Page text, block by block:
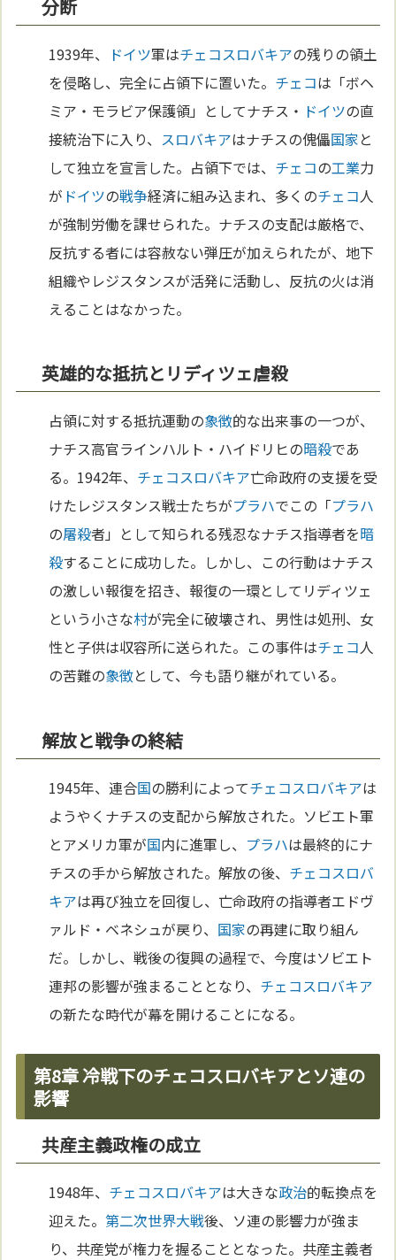
分断
1939年、 ドイツ軍はチェコスロバキアの残りの領土
を侵略し、完全に占領下に置いた。 チェコは「ボヘ
ミア・モラビア保護領」としてナチス・ ドイツの直
接統治下に入り、 スロバキアはナチスの傀儡国家と
して独立を宣言した。占領下では、 チェコの工業力
が ドイツの戦争経済に組み込まれ、多くのチェコ人
が強制労働を課せられた。ナチスの支配は厳格で、
反抗する者には容赦ない弾圧が加えられたが、地下
組織やレジスタンスが活発に活動し、反抗の火は消
えることはなかった。
英雄的な抵抗とリディツェ虐殺
占領に対する抵抗運動の象徴的な出来事の一つが、
ナチス高官ラインハルト・ハイドリヒの暗殺であ
る。1942年、 チェコスロバキア亡命政府の支援を受
けたレジスタンス戦士たちがプラハでこの「プラハ
の屠殺者」として知られる残忍なナチス指導者を暗
殺することに成功した。しかし、この行動はナチス
の激しい報復を招き、報復の一環としてリディツェ
という小さな村が完全に破壊され、男性は処刑、女
性と子供は収容所に送られた。この事件はチェコ人
の苦難の象徴として、今も語り継がれている。
解放と戦争の終結
1945年、連合国の勝利によってチェコスロバキアは
ようやくナチスの支配から解放された。ソビエト軍
とアメリカ軍が国内に進軍し、 プラハは最終的にナ
チスの手から解放された。解放の後、 チェコスロバ
キアは再び独立を回復し、亡命政府の指導者エドヴ
ァルド・ベネシュが戻り、 国家の再建に取り組ん
だ。しかし、戦後の復興の過程で、今度はソビエト
連邦の影響が強まることとなり、 チェコスロバキア
の新たな時代が幕を開けることになる。
第8章 冷戦下のチェコスロバキアとソ連の
影響
共産主義政権の成立
1948年、 チェコスロバキアは大きな政治的転換点を
迎えた。第二次世界大戦後、ソ連の影響力が強ま
り、共産党が権力を握ることとなった。共産主義者